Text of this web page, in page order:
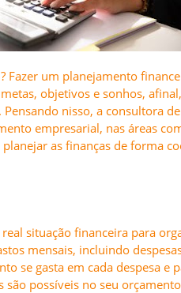
Fazer um planejamento
objetivos e sonhos,
nisso, a consultora
empresarial, nas áreas
as finanças de forma
situação financeira para
mensais, incluindo
se gasta em cada despesa e
possíveis no seu